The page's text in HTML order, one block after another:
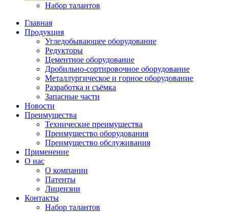
Набор талантов
Главная
Продукция
Угледобывающее оборудование
Редукторы
Цементное оборудование
Дробильно-сортировочное оборудование
Металлургическое и горное оборудование
Разработка и съёмка
Запасные части
Новости
Преимущества
Технические преимущества
Преимущество оборудования
Преимущество обслуживания
Применение
О нас
О компании
Патенты
Лицензии
Контакты
Набор талантов